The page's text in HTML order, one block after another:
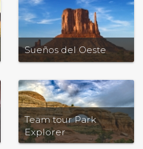
Sueños del Oeste
Team tour Park
Explorer